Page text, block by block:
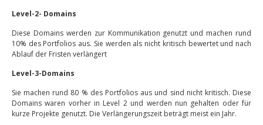
Level-2- Domains
Diese Domains werden zur Kommunikation genutzt und machen rund
10% des Portfolios aus. Sie werden als nicht kritisch bewertet und nach
Ablauf der Fristen verlängert
Level-3-Domains
Sie machen rund 80 % des Portfolios aus und sind nicht kritisch. Diese
Domains waren vorher in Level 2 und werden nun gehalten oder für
kurze Projekte genutzt. Die Verlängerungszeit beträgt meist ein Jahr.